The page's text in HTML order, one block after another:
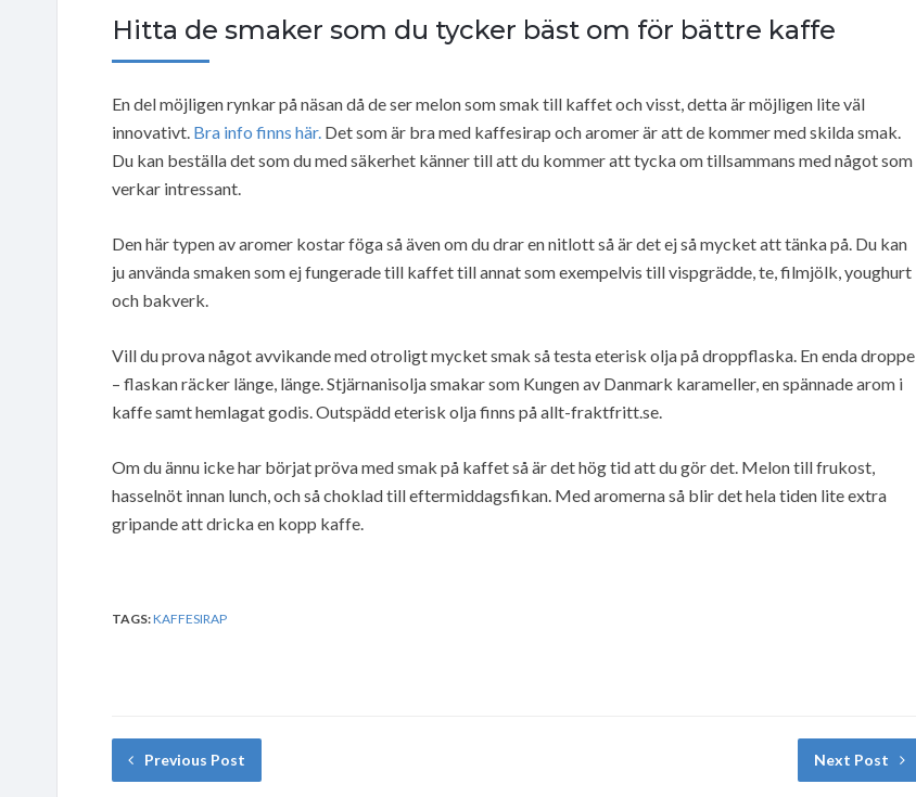
Hitta de smaker som du tycker bäst om för bättre kaffe
En del möjligen rynkar på näsan då de ser melon som smak till kaffet och visst, detta är möjligen lite väl
innovativt. Bra info finns här. Det som är bra med kaffesirap och aromer är att de kommer med skilda smak.
Du kan beställa det som du med säkerhet känner till att du kommer att tycka om tillsammans med något som
verkar intressant.
Den här typen av aromer kostar föga så även om du drar en nitlott så är det ej så mycket att tänka på. Du kan
ju använda smaken som ej fungerade till kaffet till annat som exempelvis till vispgrädde, te, filmjölk, youghurt
och bakverk.
Vill du prova något avvikande med otroligt mycket smak så testa eterisk olja på droppflaska. En enda droppe
– flaskan räcker länge, länge. Stjärnanisolja smakar som Kungen av Danmark karameller, en spännade arom i
kaffe samt hemlagat godis. Outspädd eterisk olja finns på allt-fraktfritt.se.
Om du ännu icke har börjat pröva med smak på kaffet så är det hög tid att du gör det. Melon till frukost,
hasselnöt innan lunch, och så choklad till eftermiddagsfikan. Med aromerna så blir det hela tiden lite extra
gripande att dricka en kopp kaffe.
TAGS:KAFFESIRAP
Previous Post Next Post